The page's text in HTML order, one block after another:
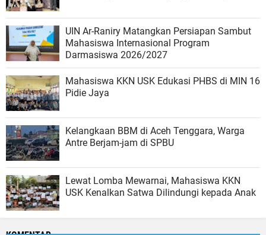
UIN Ar-Raniry Matangkan Persiapan Sambut
Mahasiswa Internasional Program
Darmasiswa 2026/2027
Mahasiswa KKN USK Edukasi PHBS di MIN 16
Pidie Jaya
Kelangkaan BBM di Aceh Tenggara, Warga
Antre Berjam-jam di SPBU
Lewat Lomba Mewarnai, Mahasiswa KKN
USK Kenalkan Satwa Dilindungi kepada Anak